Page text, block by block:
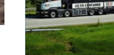
direktverk...